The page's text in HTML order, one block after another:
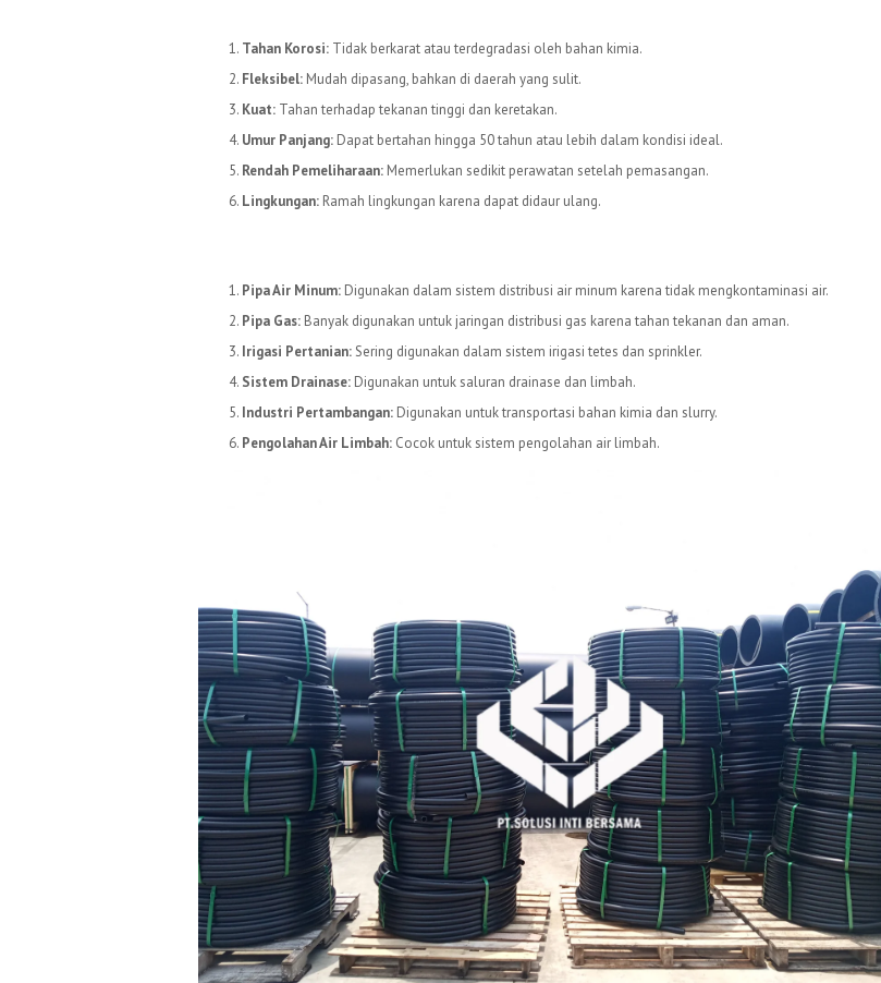
Tahan Korosi: Tidak berkarat atau terdegradasi oleh bahan kimia.
Fleksibel: Mudah dipasang, bahkan di daerah yang sulit.
Kuat: Tahan terhadap tekanan tinggi dan keretakan.
Umur Panjang: Dapat bertahan hingga 50 tahun atau lebih dalam kondisi ideal.
Rendah Pemeliharaan: Memerlukan sedikit perawatan setelah pemasangan.
Lingkungan: Ramah lingkungan karena dapat didaur ulang.
Pipa Air Minum: Digunakan dalam sistem distribusi air minum karena tidak mengkontaminasi air.
Pipa Gas: Banyak digunakan untuk jaringan distribusi gas karena tahan tekanan dan aman.
Irigasi Pertanian:Sering digunakan dalam sistem irigasi tetes dan sprinkler.
Sistem Drainase: Digunakan untuk saluran drainase dan limbah.
Industri Pertambangan: Digunakan untuk transportasi bahan kimia dan slurry.
Pengolahan Air Limbah: Cocok untuk sistem pengolahan air limbah.